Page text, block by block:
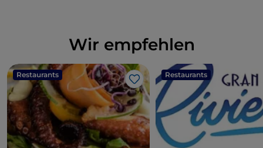
Wir empfehlen
Restaurants
Like
Restaurants